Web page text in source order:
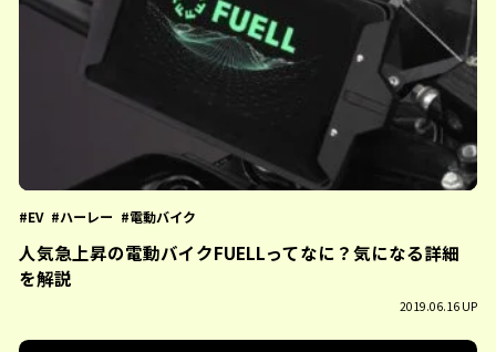
EV ハーレー 電動バイク
人気急上昇の電動バイクFUELLってなに？気になる詳細
を解説
2019.06.16 UP